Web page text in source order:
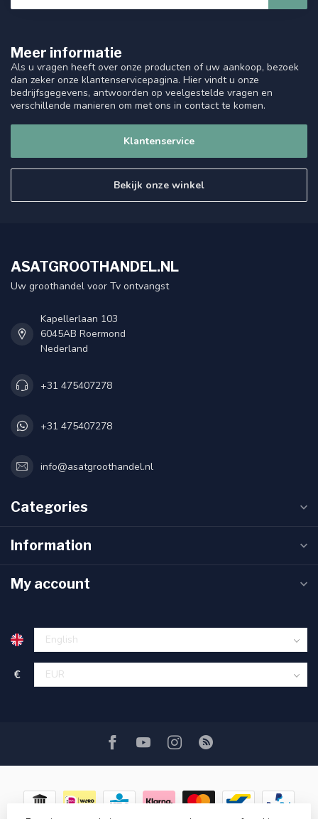
Meer informatie
Als u vragen heeft over onze producten of uw aankoop, bezoek
dan zeker onze klantenservicepagina. Hier vindt u onze
bedrijfsgegevens, antwoorden op veelgestelde vragen en
verschillende manieren om met ons in contact te komen.
Klantenservice
Bekijk onze winkel
ASATGROOTHANDEL.NL
Uw groothandel voor Tv ontvangst
Kapellerlaan 103
6045AB Roermond
Nederland
+31 475407278
+31 475407278
info@asatgroothandel.nl
Categories
Information
My account
€